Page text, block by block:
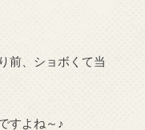
前、ショボくて当
すよね～♪